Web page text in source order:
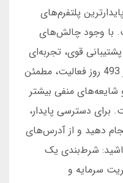
یکی از پایدارترین پلتفرم‌های
با وجود چالش‌های
قوی، تجربه‌ای
بی‌دردسر ارائه می‌دهد. من پس از 493 روز فعالیت، مطمئن
منفی بیشتر
برای دسترسی پایدار،
دهید و از آدرس‌های
شرط‌بندی یک
سرمایه و